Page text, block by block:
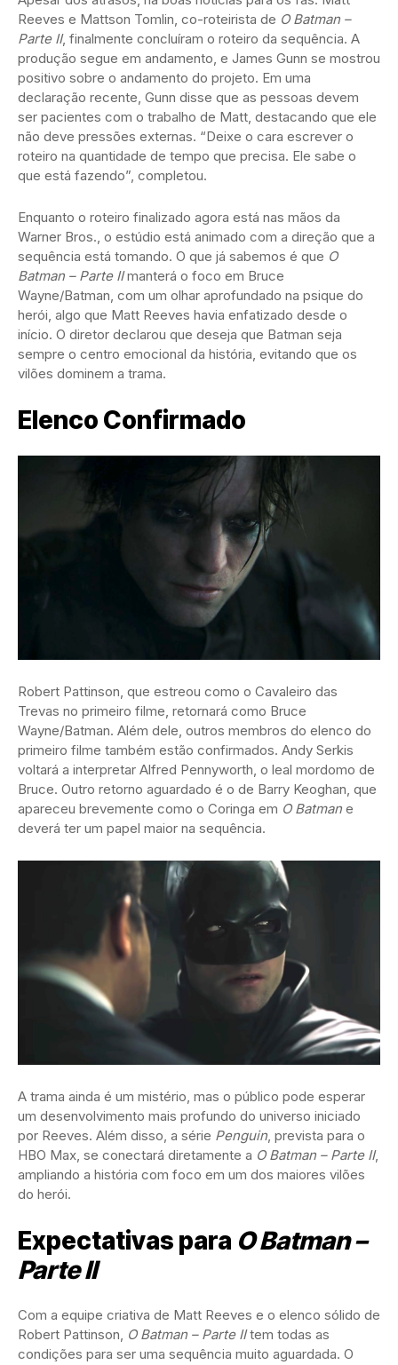
Reeves e Mattson Tomlin, co-roteirista de O Batman –
Parte II, finalmente concluíram o roteiro da sequência. A
produção segue em andamento, e James Gunn se mostrou
positivo sobre o andamento do projeto. Em uma
declaração recente, Gunn disse que as pessoas devem
ser pacientes com o trabalho de Matt, destacando que ele
não deve pressões externas. “Deixe o cara escrever o
roteiro na quantidade de tempo que precisa. Ele sabe o
que está fazendo”, completou.
Enquanto o roteiro finalizado agora está nas mãos da
Warner Bros., o estúdio está animado com a direção que a
sequência está tomando. O que já sabemos é que O
Batman – Parte IImanterá o foco em Bruce
Wayne/Batman, com um olhar aprofundado na psique do
herói, algo que Matt Reeves havia enfatizado desde o
início. O diretor declarou que deseja que Batman seja
sempre o centro emocional da história, evitando que os
vilões dominem a trama.
Elenco Confirmado
Robert Pattinson, que estreou como o Cavaleiro das
Trevas no primeiro filme, retornará como Bruce
Wayne/Batman. Além dele, outros membros do elenco do
primeiro filme também estão confirmados. Andy Serkis
voltará a interpretar Alfred Pennyworth, o leal mordomo de
Bruce. Outro retorno aguardado é o de Barry Keoghan, que
apareceu brevemente como o Coringa em O Batman e
deverá ter um papel maior na sequência.
A trama ainda é um mistério, mas o público pode esperar
um desenvolvimento mais profundo do universo iniciado
por Reeves. Além disso, a série Penguin , prevista para o
HBO Max, se conectará diretamente a O Batman – Parte II,
ampliando a história com foco em um dos maiores vilões
do herói.
Expectativas para O Batman –
Parte II
Com a equipe criativa de Matt Reeves e o elenco sólido de
Robert Pattinson, O Batman – Parte IItem todas as
condições para ser uma sequência muito aguardada. O